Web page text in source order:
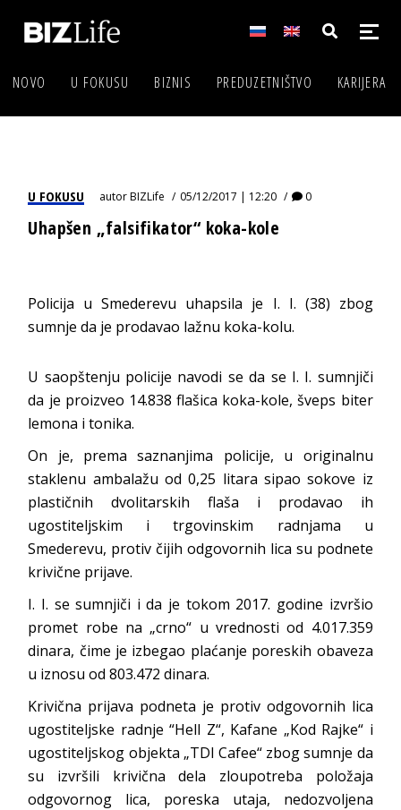
NOVO U FOKUSU BIZNIS PREDUZETNIŠTVO KARIJERA
U FOKUSU autorBIZLife 05/12/2017 | 12:20 0
Uhapšen „falsifikator“ koka-kole
Policija u Smederevu uhapsila je I. I. (38) zbog
sumnje da je prodavao lažnu koka-kolu.
U saopštenju policije navodi se da se I. I. sumnjiči
da je proizveo 14.838 flašica koka-kole, šveps biter
lemona i tonika.
On je, prema saznanjima policije, u originalnu
staklenu ambalažu od 0,25 litara sipao sokove iz
plastičnih dvolitarskih flaša i prodavao ih
ugostiteljskim i trgovinskim radnjama u
Smederevu, protiv čijih odgovornih lica su podnete
krivične prijave.
I. I. se sumnjiči i da je tokom 2017. godine izvršio
promet robe na „crno“ u vrednosti od 4.017.359
dinara, čime je izbegao plaćanje poreskih obaveza
u iznosu od 803.472 dinara.
Krivična prijava podneta je protiv odgovornih lica
ugostiteljske radnje “Hell Z“, Kafane „Kod Rajke“ i
ugostiteljskog objekta „TDI Cafee“ zbog sumnje da
su izvršili krivična dela zloupotreba položaja
odgovornog lica, poreska utaja, nedozvoljena